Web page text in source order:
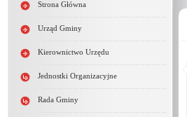
Strona Główna
Urząd Gminy
Kierownictwo Urzędu
Jednostki Organizacyjne
Rada Gminy